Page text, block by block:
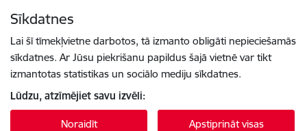
Sīkdatnes
Lai šī tīmekļvietne darbotos, tā izmanto obligāti nepieciešamās
sīkdatnes. Ar Jūsu piekrišanu papildus šajā vietnē var tikt
izmantotas statistikas un sociālo mediju sīkdatnes.
Lūdzu, atzīmējiet savu izvēli:
Noraidīt Apstiprināt visas